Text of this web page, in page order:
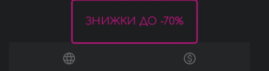
ЗНИЖКИ ДО -70%